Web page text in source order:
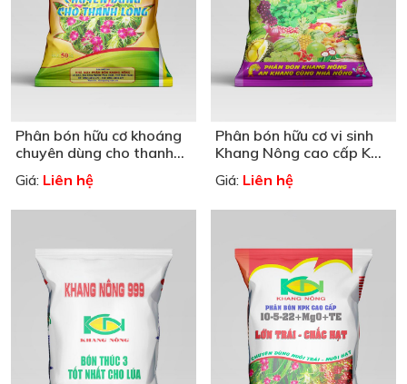
Phân bón hữu cơ khoáng
chuyên dùng cho thanh
Giá: Liên hệ
Phân bón hữu cơ vi sinh
Khang Nông cao cấp KN
Giá: Liên hệ